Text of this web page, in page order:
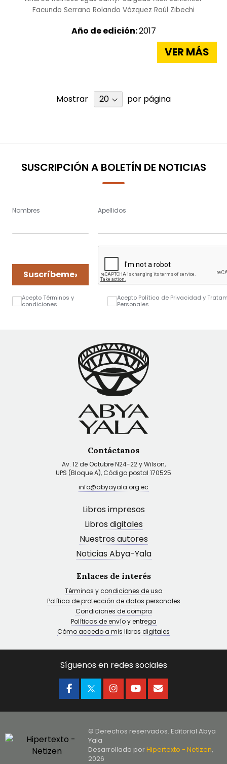
Facundo Serrano Rolando Vázquez Raúl Zibechi
Año de edición:2017
VER MÁS
Mostrar por página
SUSCRIPCIÓN A BOLETÍN DE NOTICIAS
Nombres Apellidos
Suscríbeme›
Acepto Términos y
condiciones
Acepto Política de Privacidad y
Personales
Contáctanos
Av. 12 de Octubre N24-22 y Wilson,
UPS (Bloque A), Código postal 170525
info@abyayala.org.ec
Libros impresos
Libros digitales
Nuestros autores
Noticias Abya-Yala
Enlaces de interés
Términos y condiciones de uso
Política de protección de datos personales
Condiciones de compra
Políticas de envío y entrega
Cómo accedo a mis libros digitales
Síguenos en redes sociales
© Derechos reservados. Editorial Abya
Yala
Desarrollado porHipertexto - Netizen,
2026